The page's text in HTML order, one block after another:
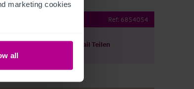
marketing cookies
all
Ref: 6854054
Per E-Mail Teilen